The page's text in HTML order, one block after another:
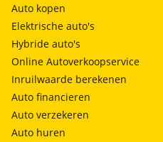
Auto kopen
Elektrische auto's
Hybride auto's
Online Autoverkoopservice
Inruilwaarde berekenen
Auto financieren
Auto verzekeren
Auto huren